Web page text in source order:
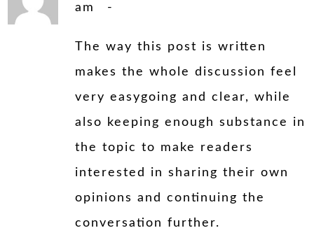
am
The way this post is written
makes the whole discussion feel
very easygoing and clear, while
also keeping enough substance in
the topic to make readers
interested in sharing their own
opinions and continuing the
conversation further.